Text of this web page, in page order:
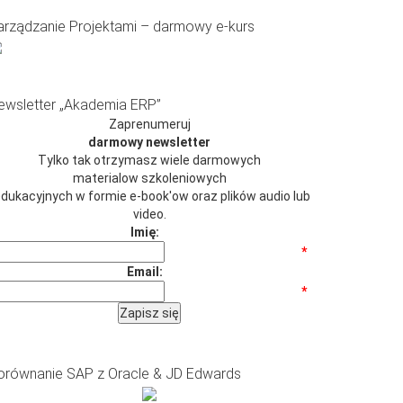
Projektami – darmowy e-kurs
„Akademia ERP”
Zaprenumeruj
darmowy newsletter
Tylko tak otrzymasz wiele darmowych
materialow szkoleniowych
w formie e-book'ow oraz plików audio lub
video.
Imię:
*
Email:
*
SAP z Oracle & JD Edwards